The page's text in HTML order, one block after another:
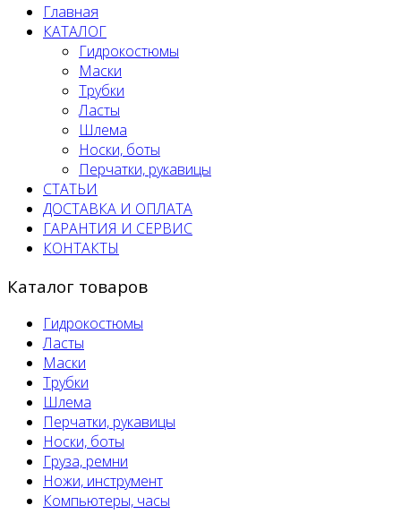
Главная
КАТАЛОГ
Гидрокостюмы
Маски
Трубки
Ласты
Шлема
Носки, боты
Перчатки, рукавицы
СТАТЬИ
ДОСТАВКА И ОПЛАТА
ГАРАНТИЯ И СЕРВИС
КОНТАКТЫ
Каталог товаров
Гидрокостюмы
Ласты
Маски
Трубки
Шлема
Перчатки, рукавицы
Носки, боты
Груза, ремни
Ножи, инструмент
Компьютеры, часы